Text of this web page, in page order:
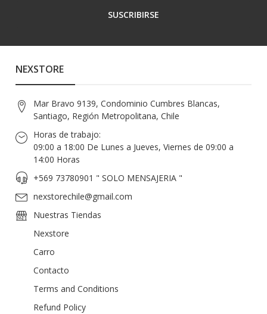
SUSCRIBIRSE
NEXSTORE
Mar Bravo 9139, Condominio Cumbres Blancas,
Santiago, Región Metropolitana, Chile
Horas de trabajo:
09:00 a 18:00 De Lunes a Jueves, Viernes de 09:00 a
14:00 Horas
+569 73780901 " SOLO MENSAJERIA "
nexstorechile@gmail.com
Nuestras Tiendas
Nexstore
Carro
Contacto
Terms and Conditions
Refund Policy